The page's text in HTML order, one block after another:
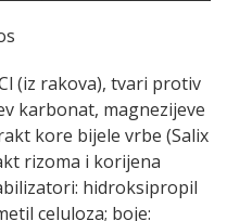
(iz rakova), tvari protiv
karbonat, magnezijeve
kore bijele vrbe (Salix
rizoma i korijena
hidroksipropil
celuloza; boje: